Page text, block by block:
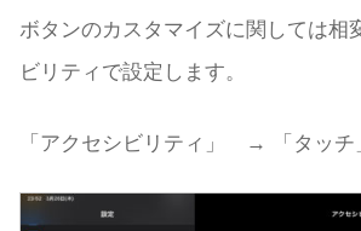
ボタンのカスタマイズに関しては相
ビリティで設定します。
「アクセシビリティ」 → 「タッチ